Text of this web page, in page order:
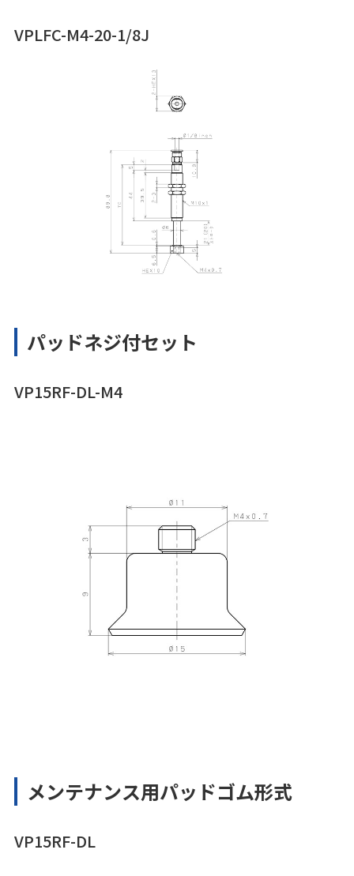
VPLFC-M4-20-1/8J
パッドネジ付セット
VP15RF-DL-M4
メンテナンス用パッドゴム形式
VP15RF-DL